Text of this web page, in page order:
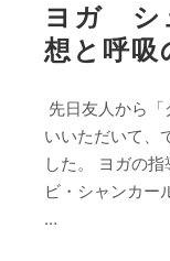
ヨガ シ
想と呼吸
先日友人から
いいただいて、
した。 ヨガの
ビ・シャンカー
…